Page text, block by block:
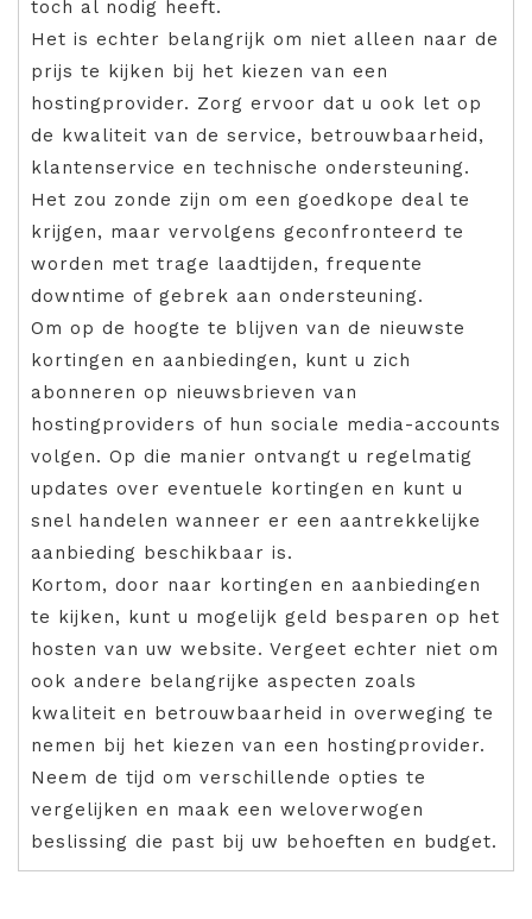
toch al nodig heeft.
Het is echter belangrijk om niet alleen naar de
prijs te kijken bij het kiezen van een
hostingprovider. Zorg ervoor dat u ook let op
de kwaliteit van de service, betrouwbaarheid,
klantenservice en technische ondersteuning.
Het zou zonde zijn om een goedkope deal te
krijgen, maar vervolgens geconfronteerd te
worden met trage laadtijden, frequente
downtime of gebrek aan ondersteuning.
Om op de hoogte te blijven van de nieuwste
kortingen en aanbiedingen, kunt u zich
abonneren op nieuwsbrieven van
hostingproviders of hun sociale media-accounts
volgen. Op die manier ontvangt u regelmatig
updates over eventuele kortingen en kunt u
snel handelen wanneer er een aantrekkelijke
aanbieding beschikbaar is.
Kortom, door naar kortingen en aanbiedingen
te kijken, kunt u mogelijk geld besparen op het
hosten van uw website. Vergeet echter niet om
ook andere belangrijke aspecten zoals
kwaliteit en betrouwbaarheid in overweging te
nemen bij het kiezen van een hostingprovider.
Neem de tijd om verschillende opties te
vergelijken en maak een weloverwogen
beslissing die past bij uw behoeften en budget.